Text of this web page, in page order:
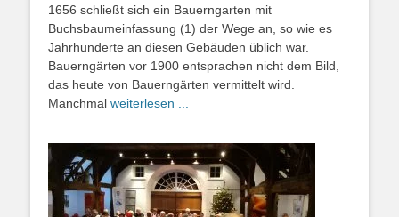
1656 schließt sich ein Bauerngarten mit
Buchsbaumeinfassung (1) der Wege an, so wie es
Jahrhunderte an diesen Gebäuden üblich war.
Bauerngärten vor 1900 entsprachen nicht dem Bild,
das heute von Bauerngärten vermittelt wird.
Manchmal weiterlesen ...